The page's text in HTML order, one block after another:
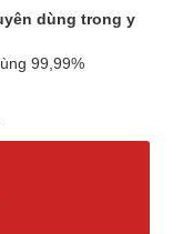
dùng trong y
99,99%